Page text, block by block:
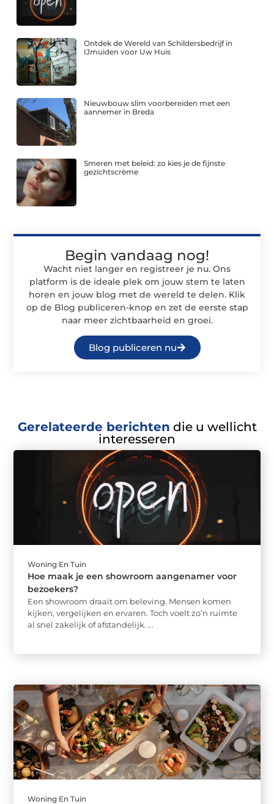
Ontdek de Wereld van Schildersbedrijf in
IJmuiden voor Uw Huis
Nieuwbouw slim voorbereiden met een
aannemer in Breda
Smeren met beleid: zo kies je de fijnste
gezichtscrème
Begin vandaag nog!
Wacht niet langer en registreer je nu. Ons
platform is de ideale plek om jouw stem te laten
horen en jouw blog met de wereld te delen. Klik
op de Blog publiceren-knop en zet de eerste stap
naar meer zichtbaarheid en groei.
Blog publiceren nu
Gerelateerde berichten die u wellicht
interesseren
Woning En Tuin
Hoe maak je een showroom aangenamer voor
bezoekers?
Een showroom draait om beleving. Mensen komen
kijken, vergelijken en ervaren. Toch voelt zo’n ruimte
al snel zakelijk of afstandelijk. ...
Woning En Tuin